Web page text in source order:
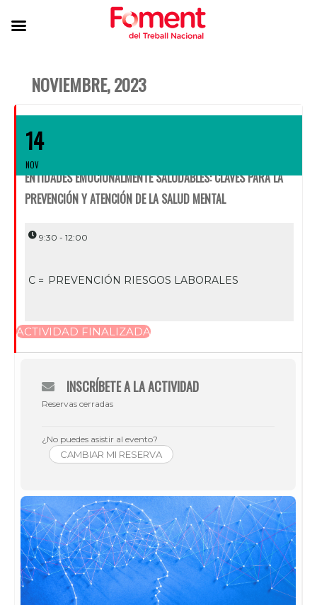
NOVIEMBRE, 2023
14
NOV
ENTIDADES EMOCIONALMENTE SALUDABLES: CLAVES PARA LA
PREVENCIÓN Y ATENCIÓN DE LA SALUD MENTAL
9:30 - 12:00
C = PREVENCIÓN RIESGOS LABORALES
ACTIVIDAD FINALIZADA
INSCRÍBETE A LA ACTIVIDAD
Reservas cerradas
¿No puedes asistir al evento?
CAMBIAR MI RESERVA